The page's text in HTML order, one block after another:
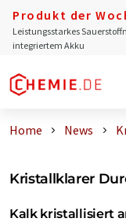
Produkt der
Leistungsstarkes
integriertem Akku
Home News
Kristallklarer
Kalk kristallisiert